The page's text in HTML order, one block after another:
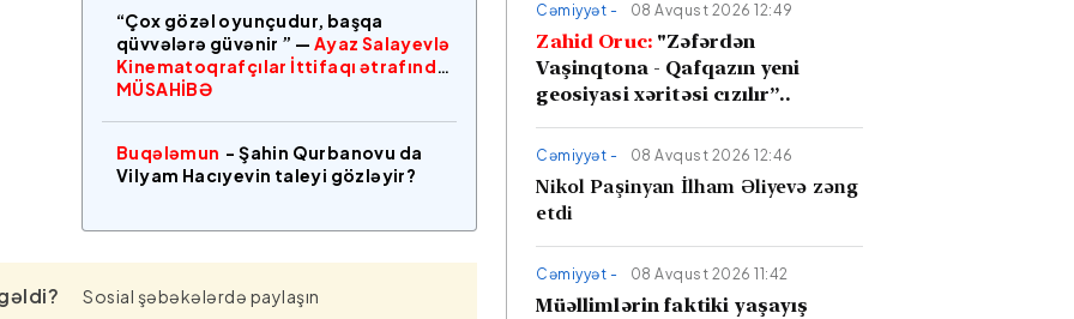
“Çox gözəl oyunçudur, başqa
qüvvələrə güvənir ” — Ayaz Salayevlə
Kinematoqrafçılar İttifaqı ətrafında
MÜSAHİBƏ
Buqələmun - Şahin Qurbanovu da
Vilyam Hacıyevin taleyi gözləyir?
Sosial şəbəkələrdə paylaşın
Cəmiyyət - 08 Avqust 2026 12:49
Zahid Oruc: "Zəfərdən
Vaşinqtona - Qafqazın yeni
geosiyasi xəritəsi cızılır”..
Cəmiyyət - 08 Avqust 2026 12:46
Nikol Paşinyan İlham Əliyevə zəng
etdi
Cəmiyyət - 08 Avqust 2026 11:42
Müəllimlərin faktiki yaşayış